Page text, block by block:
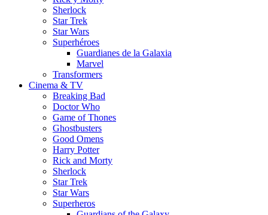
Sherlock
Star Trek
Star Wars
Superhéroes
Guardianes de la Galaxia
Marvel
Transformers
Cinema & TV
Breaking Bad
Doctor Who
Game of Thones
Ghostbusters
Good Omens
Harry Potter
Rick and Morty
Sherlock
Star Trek
Star Wars
Superheros